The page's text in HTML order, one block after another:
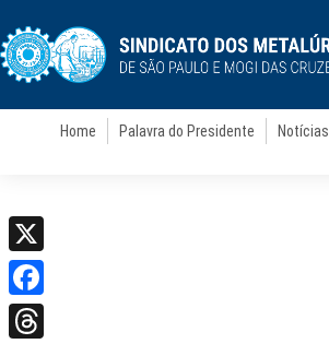
Home Palavra do Presidente Notícias
X
Facebook